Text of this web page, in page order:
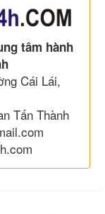
tâm hành
Cái Lái,
Tấn Thành